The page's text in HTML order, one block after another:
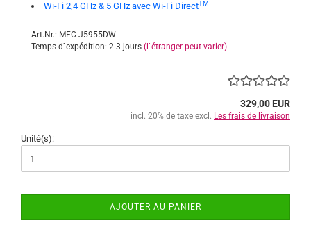
Wi-Fi 2,4 GHz & 5 GHz avec Wi-Fi DirectTM
Art.Nr.: MFC-J5955DW
Temps d`expédition: 2-3 jours (l`étranger peut varier)
329,00 EUR
incl. 20% de taxe excl. Les frais de livraison
Unité(s):
AJOUTER AU PANIER